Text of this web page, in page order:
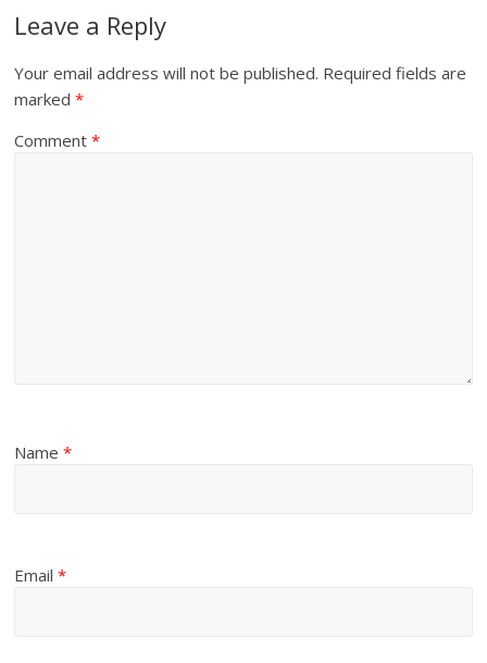
Leave a Reply
Your email address will not be published. Required fields are
marked*
Comment*
Name*
Email*